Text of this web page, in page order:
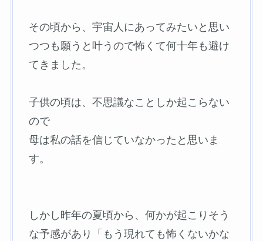
その頃から、宇宙人にあってみたいと思い
つつも願うと叶うので怖くて何十年も避け
てきました。
子供の頃は、不思議なことしか起こらない
ので
母は私の話を信じていなかったと思いま
す。
しかし昨年の夏頃から、何かが起こりそう
な予感があり「もう現れても怖くないかな